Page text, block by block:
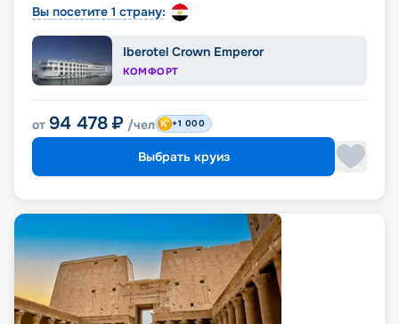
Вы посетите 1 страну:
Iberotel Crown Emperor
КОМФОРТ
от 94 478 ₽ /чел +1 000
Выбрать круиз